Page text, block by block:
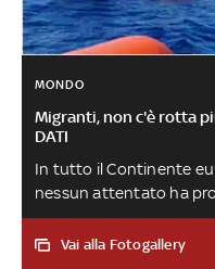
MONDO
Migranti, non c'è rotta
DATI
In tutto il Continente
nessun attentato ha
alti come le tragedie
che bagnano i suoi
Vai alla Fotogallery